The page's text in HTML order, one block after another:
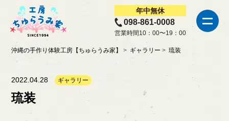
年中無休
098-861-0008
営業時間10：00〜19：00
沖縄の手作り体験工房【ちゅらうみ家】 ギャラリー 琉装
2022.04.28 ギャラリー
琉装